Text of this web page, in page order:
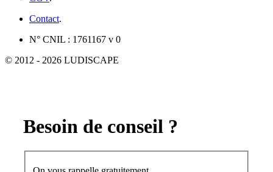
Contact.
N° CNIL : 1761167 v 0
© 2012 - 2026 LUDISCAPE
Besoin de conseil ?